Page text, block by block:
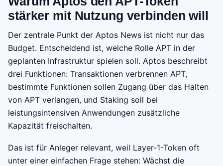
stärker mit Nutzung verbinden will
Der zentrale Punkt der Aptos News ist nicht nur das
Budget. Entscheidend ist, welche Rolle APT in der
geplanten Infrastruktur spielen soll. Aptos beschreibt
drei Funktionen: Transaktionen verbrennen APT,
bestimmte Funktionen sollen Zugang über das Halten
von APT verlangen, und Staking soll bei
leistungsintensiven Anwendungen zusätzliche
Kapazität freischalten.
Das ist für Anleger relevant, weil Layer-1-Token oft
unter einer einfachen Frage stehen: Wächst die